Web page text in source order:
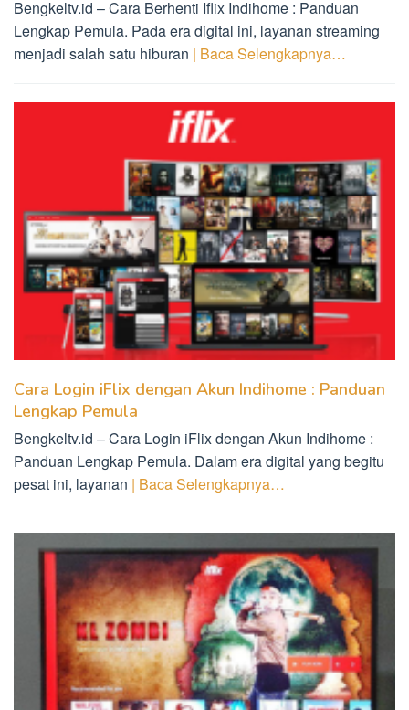
Bengkeltv.id – Cara Berhenti Iflix Indihome : Panduan
Lengkap Pemula. Pada era digital ini, layanan streaming
menjadi salah satu hiburan | Baca Selengkapnya…
Cara Login iFlix dengan Akun Indihome : Panduan
Lengkap Pemula
Bengkeltv.id – Cara Login iFlix dengan Akun Indihome :
Panduan Lengkap Pemula. Dalam era digital yang begitu
pesat ini, layanan | Baca Selengkapnya…